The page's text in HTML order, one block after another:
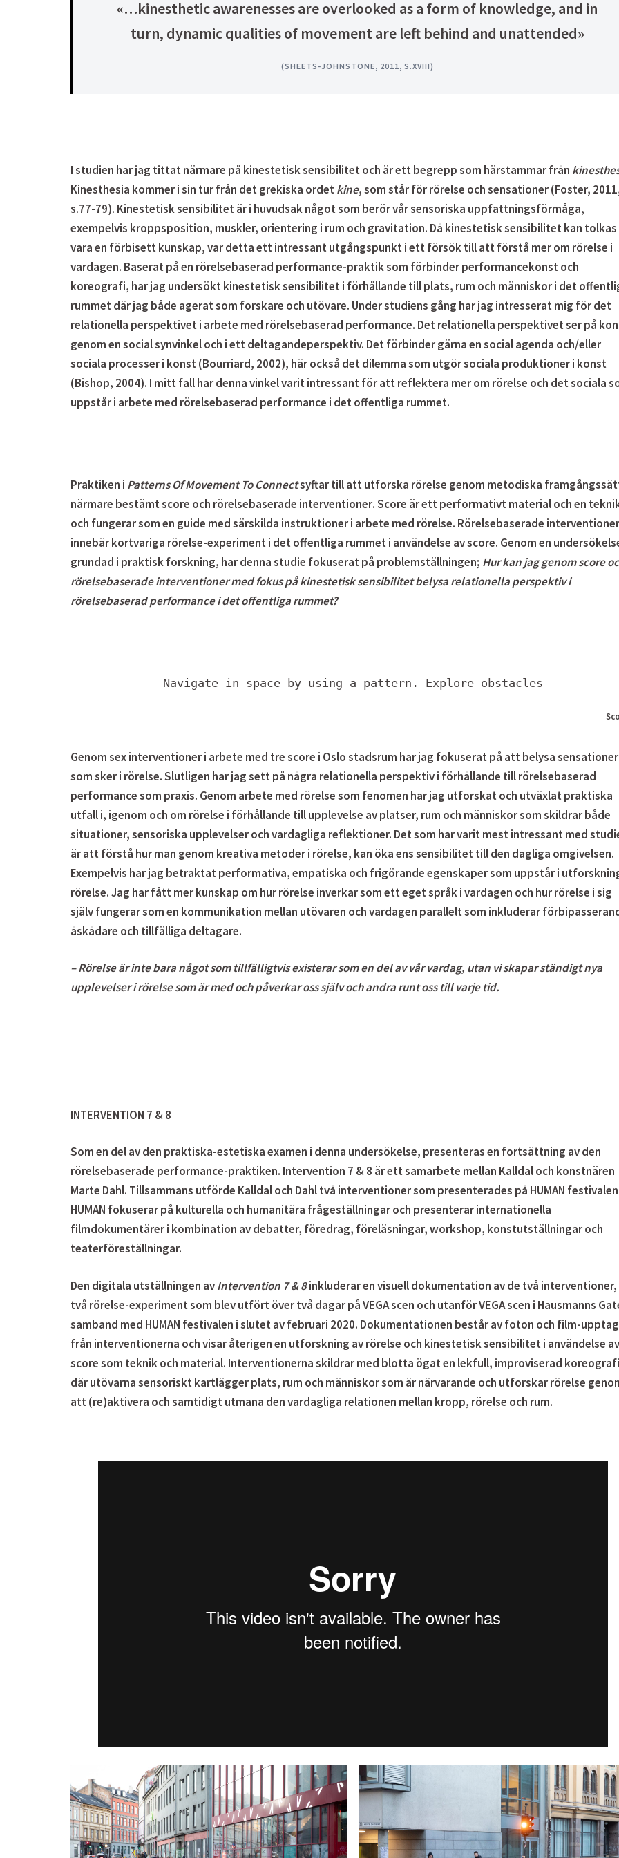
«…kinesthetic awarenesses are overlooked as a form of knowledge, and in
turn, dynamic qualities of movement are left behind and unattended»
(SHEETS-JOHNSTONE, 2011, S.XVIII)
I studien har jag tittat närmare på kinestetisk sensibilitetoch är ett begrepp som härstammar från
Kinesthesia kommer i sin tur från det grekiska ordetkine, som står för rörelse och sensationer (Foster,
s.77-79). Kinestetisk sensibilitet är i huvudsak något som berör vår sensoriska uppfattningsförmåga,
exempelvis kroppsposition, muskler, orientering i rum och gravitation. Då kinestetisk sensibilitet kan tolkas
vara en förbisett kunskap, var detta ett intressant utgångspunkt i ett försök till att förstå mer om rörelse i
vardagen. Baserat på en rörelsebaserad performance-praktik som förbinder performancekonst och
koreografi, har jag undersökt kinestetisk sensibilitet i förhållande till plats, rum och människor i det
rummet där jag både agerat som forskare och utövare. Under studiens gång har jag intresserat mig för det
relationella perspektivet i arbete med rörelsebaserad performance. Det relationella perspektivet ser på
genom en social synvinkel och i ett deltagandeperspektiv. Det förbinder gärna en social agenda och/eller
sociala processer i konst (Bourriard, 2002), här också det dilemma som utgör sociala produktioner i konst
(Bishop, 2004). I mitt fall har denna vinkel varit intressant för att reflektera mer om rörelse och det sociala
uppstår i arbete med rörelsebaserad performance i det offentliga rummet.
Praktiken i Patterns Of Movement To Connectsyftar till att utforska rörelse genom metodiska
närmare bestämtscore och rörelsebaserade interventioner. Score är ett performativt material och en
och fungerar som en guide med särskilda instruktioner i arbete med rörelse. Rörelsebaserade interventioner
innebär kortvariga rörelse-experiment i det offentliga rummet i användelse av score. Genom en
grundad i praktisk forskning, har denna studie fokuserat på problemställningen; Hur kan jag genom score
rörelsebaserade interventioner med fokus på kinestetisk sensibilitet belysa relationella perspektiv i
rörelsebaserad performance i det offentliga rummet?
Navigate in space by using a pattern. Explore obstacles
Genom sex interventioner i arbete med tre score i Oslo stadsrum har jag fokuserat på att belysa sensationer
som sker i rörelse. Slutligen har jag sett på några relationella perspektiv i förhållande till rörelsebaserad
performance som praxis. Genom arbete med rörelse som fenomen har jag utforskat och utväxlat praktiska
utfall i, igenom och om rörelse i förhållande till upplevelse av platser, rum och människor som skildrar både
situationer, sensoriska upplevelser och vardagliga reflektioner. Det som har varit mest intressant med
är att förstå hur man genom kreativa metoder i rörelse, kan öka ens sensibilitet till den dagliga omgivelsen.
Exempelvis har jag betraktat performativa, empatiska och frigörande egenskaper som uppstår i
rörelse. Jag har fått mer kunskap om hur rörelse inverkar som ett eget språk i vardagen och hur rörelse i sig
själv fungerar som en kommunikation mellan utövaren och vardagen parallelt som inkluderar
åskådare och tillfälliga deltagare.
– Rörelse är inte bara något som tillfälligtvis existerar som en del av vår vardag, utan vi skapar ständigt nya
upplevelser i rörelse som är med och påverkar oss själv och andra runt oss till varje tid.
INTERVENTION 7 & 8
Som en del av den praktiska-estetiska examen i denna undersökelse, presenteras en fortsättning av den
rörelsebaserade performance-praktiken. Intervention 7 & 8 är ett samarbete mellan Kalldal och konstnären
Marte Dahl. Tillsammans utförde Kalldal och Dahl två interventioner som presenterades på HUMAN
HUMAN fokuserar på kulturella och humanitära frågeställningar och presenterar internationella
filmdokumentärer i kombination av debatter, föredrag, föreläsningar, workshop, konstutställningar och
teaterföreställningar.
Den digitala utställningen avIntervention 7 & 8inkluderar en visuell dokumentation av de två interventioner,
två rörelse-experiment som blev utfört över två dagar på VEGA scen och utanför VEGA scen i Hausmanns
samband med HUMAN festivalen i slutet av februari 2020. Dokumentationen består av foton och film-upptag
från interventionerna och visar återigen en utforskning av rörelse och kinestetisk sensibilitet i användelse av
score som teknik och material. Interventionerna skildrar med blotta ögat en lekfull, improviserad koreografi
där utövarna sensoriskt kartlägger plats, rum och människor som är närvarande och utforskar rörelse
att (re)aktivera och samtidigt utmana den vardagliga relationen mellan kropp, rörelse och rum.